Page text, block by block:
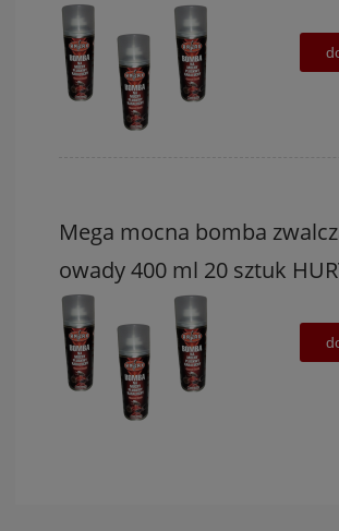
Mega mocna bomba
owady 400 ml 20 sztuk